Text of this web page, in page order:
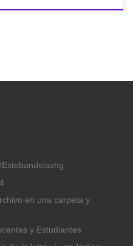
en una carpeta y
y Estudiantes